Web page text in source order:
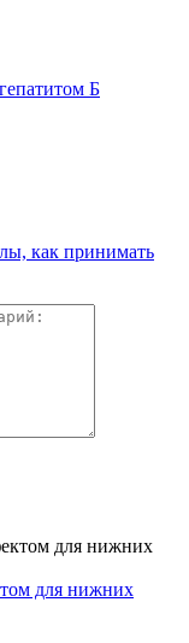
Б
как принимать
для нижних